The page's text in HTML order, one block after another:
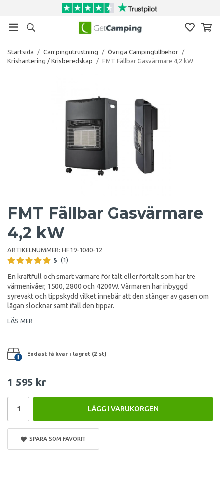
Startsida / Campingutrustning / Övriga Campingtillbehör /
Krishantering / Krisberedskap
/ FMT Fällbar Gasvärmare 4,2 kW
FMT Fällbar Gasvärmare
4,2 kW
ARTIKELNUMMER: HF19-1040-12
5 (1)
En kraftfull och smart värmare för tält eller förtält som har tre
värmenivåer, 1500, 2800 och 4200W. Värmaren har inbyggd
syrevakt och tippskydd vilket innebär att den stänger av gasen om
lågan slocknar samt ifall den tippar.
LÄS MER
Endast få kvar i lagret (2 st)
1 595 kr
LÄGG I VARUKORGEN
SPARA SOM FAVORIT